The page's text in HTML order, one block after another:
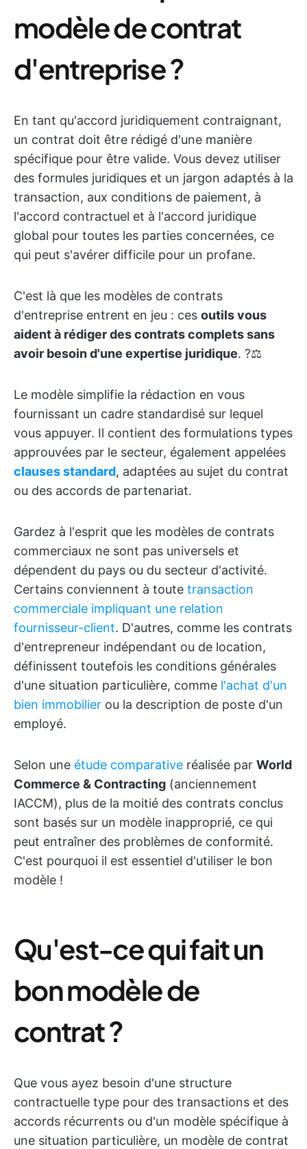
modèle de contrat
d'entreprise ?
En tant qu'accord juridiquement contraignant,
un contrat doit être rédigé d'une manière
spécifique pour être valide. Vous devez utiliser
des formules juridiques et un jargon adaptés à la
transaction, aux conditions de paiement, à
l'accord contractuel et à l'accord juridique
global pour toutes les parties concernées, ce
qui peut s'avérer difficile pour un profane.
C'est là que les modèles de contrats
d'entreprise entrent en jeu : ces outils vous
aident à rédiger des contrats complets sans
avoir besoin d'une expertise juridique. ?‍⚖️
Le modèle simplifie la rédaction en vous
fournissant un cadre standardisé sur lequel
vous appuyer. Il contient des formulations types
approuvées par le secteur, également appelées
clauses standard, adaptées au sujet du contrat
ou des accords de partenariat.
Gardez à l'esprit que les modèles de contrats
commerciaux ne sont pas universels et
dépendent du pays ou du secteur d'activité.
Certains conviennent à toute transaction
commerciale impliquant une relation
fournisseur-client. D'autres, comme les contrats
d'entrepreneur indépendant ou de location,
définissent toutefois les conditions générales
d'une situation particulière, comme l'achat d'un
bien immobilier ou la description de poste d'un
employé.
Selon une étude comparative réalisée par World
Commerce & Contracting (anciennement
IACCM), plus de la moitié des contrats conclus
sont basés sur un modèle inapproprié, ce qui
peut entraîner des problèmes de conformité.
C'est pourquoi il est essentiel d'utiliser le bon
modèle !
Qu'est-ce qui fait un
bon modèle de
contrat ?
Que vous ayez besoin d'une structure
contractuelle type pour des transactions et des
accords récurrents ou d'un modèle spécifique à
une situation particulière, un modèle de contrat